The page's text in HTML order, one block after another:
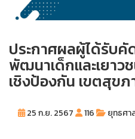
ประกาศผลผู้ได้รับคั
พัฒนาเด็กและเยาว
เชิงป้องกัน เขตสุข
25 ก.ย. 2567 116
ยุทธศา